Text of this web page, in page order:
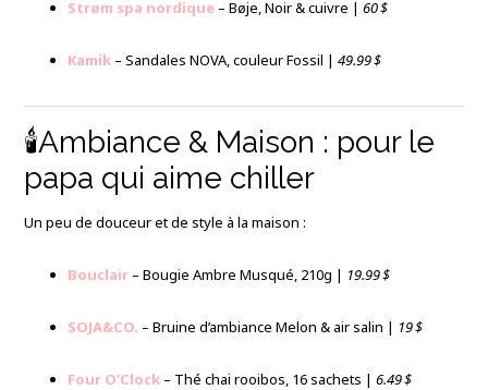
Strøm spa nordique – Bøje, Noir & cuivre |60 $
Kamik – Sandales NOVA, couleur Fossil |49.99 $
🕯Ambiance & Maison : pour le
papa qui aime chiller
Un peu de douceur et de style à la maison :
Bouclair – Bougie Ambre Musqué, 210g | 19.99 $
SOJA&CO. – Bruine d’ambiance Melon & air salin | 19 $
Four O’Clock – Thé chai rooibos, 16 sachets |6.49 $